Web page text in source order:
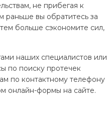
не прибегая к
раньше вы обратитесь за
больше сэкономите сил,
наших специалистов или
по поиску протечек
по контактному телефону
онлайн-формы на сайте.